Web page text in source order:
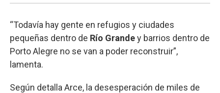
“Todavía hay gente en refugios y ciudades
pequeñas dentro de Río Grandey barrios dentro de
Porto Alegre no se van a poder reconstruir”,
lamenta.
Según detalla Arce, la desesperación de miles de